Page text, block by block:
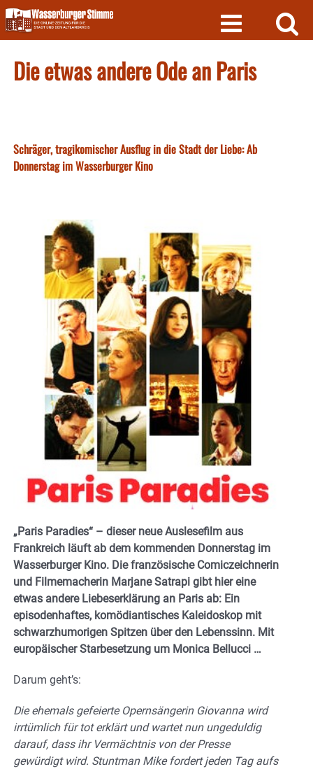
Skip
to
content
Die etwas andere Ode an Paris
Schräger, tragikomischer Ausflug in die Stadt der Liebe: Ab
Donnerstag im Wasserburger Kino
„Paris Paradies“ – dieser neue Auslesefilm aus
Frankreich läuft ab dem kommenden Donnerstag im
Wasserburger Kino. Die französische Comiczeichnerin
und Filmemacherin Marjane Satrapi gibt hier eine
etwas andere Liebeserklärung an Paris ab: Ein
episodenhaftes, komödiantisches Kaleidoskop mit
schwarzhumorigen Spitzen über den Lebenssinn. Mit
europäischer Starbesetzung um Monica Bellucci …
Darum geht’s:
Die ehemals gefeierte Opernsängerin Giovanna wird
irrtümlich für tot erklärt und wartet nun ungeduldig
darauf, dass ihr Vermächtnis von der Presse
gewürdigt wird. Stuntman Mike fordert jeden Tag aufs